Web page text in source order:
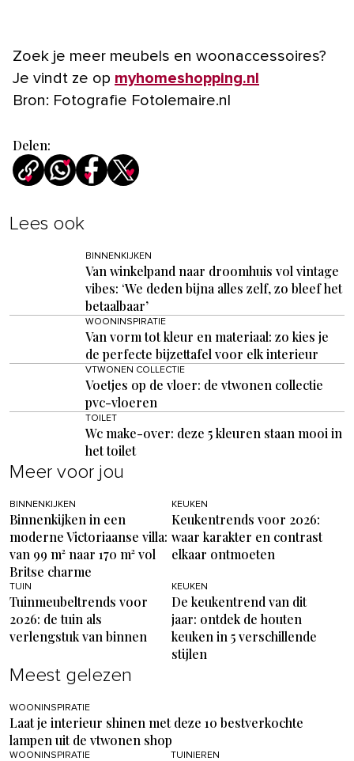
Zoek je meer meubels en woonaccessoires?
Je vindt ze op myhomeshopping.nl
Bron: Fotografie Fotolemaire.nl
Delen:
Lees ook
BINNENKIJKEN
Van winkelpand naar droomhuis vol vintage
vibes: ‘We deden bijna alles zelf, zo bleef het
betaalbaar’
WOONINSPIRATIE
Van vorm tot kleur en materiaal: zo kies je
de perfecte bijzettafel voor elk interieur
VTWONEN COLLECTIE
Voetjes op de vloer: de vtwonen collectie
pvc-vloeren
TOILET
Wc make-over: deze 5 kleuren staan mooi in
het toilet
Meer voor jou
BINNENKIJKEN
Binnenkijken in een
moderne Victoriaanse villa:
van 99 m² naar 170 m² vol
Britse charme
KEUKEN
Keukentrends voor 2026:
waar karakter en contrast
elkaar ontmoeten
TUIN
Tuinmeubeltrends voor
2026: de tuin als
verlengstuk van binnen
KEUKEN
De keukentrend van dit
jaar: ontdek de houten
keuken in 5 verschillende
stijlen
Meest gelezen
WOONINSPIRATIE
Laat je interieur shinen met deze 10 bestverkochte
lampen uit de vtwonen shop
WOONINSPIRATIE TUINIEREN